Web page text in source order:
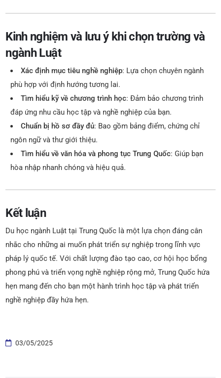
Kinh nghiệm và lưu ý khi chọn trường và
ngành Luật
Xác định mục tiêu nghề nghiệp: Lựa chọn chuyên ngành
phù hợp với định hướng tương lai.
Tìm hiểu kỹ về chương trình học: Đảm bảo chương trình
đáp ứng nhu cầu học tập và nghề nghiệp của bạn.
Chuẩn bị hồ sơ đầy đủ: Bao gồm bảng điểm, chứng chỉ
ngôn ngữ và thư giới thiệu.
Tìm hiểu về văn hóa và phong tục Trung Quốc: Giúp bạn
hòa nhập nhanh chóng và hiệu quả.
Kết luận
Du học ngành Luật tại Trung Quốc là một lựa chọn đáng cân
nhắc cho những ai muốn phát triển sự nghiệp trong lĩnh vực
pháp lý quốc tế. Với chất lượng đào tạo cao, cơ hội học bổng
phong phú và triển vọng nghề nghiệp rộng mở, Trung Quốc hứa
hẹn mang đến cho bạn một hành trình học tập và phát triển
nghề nghiệp đầy hứa hẹn.
03/05/2025